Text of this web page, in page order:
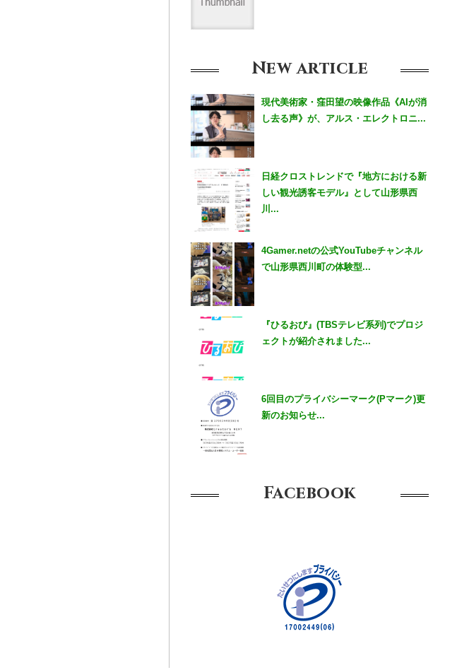
Newarticle
現代美術家・窪田望の映像作品《AIが消
し去る声》が、アルス・エレクトロニ...
日経クロストレンドで『地方における新
しい観光誘客モデル』として山形県西
川...
4Gamer.netの公式YouTubeチャンネル
で山形県西川町の体験型...
『ひるおび』(TBSテレビ系列)でプロジ
ェクトが紹介されました...
6回目のプライバシーマーク(Pマーク)更
新のお知らせ...
Facebook